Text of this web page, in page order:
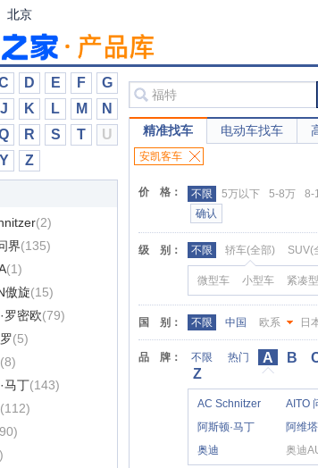
北京
D E F
G
J K L M
N
R S T
U
Y Z
(2)
界(135)
(1)
傲旋(15)
罗密欧(79)
(5)
(8)
马丁(143)
(112)
精准找车 电动车找车
安凯客车
价 格： 不限 5万以下 5-8万 8-
确认
级 别： 不限 轿车(全部) SUV(
微型车 小型车 紧凑
国 别： 不限 中国 欧系 日
品 牌： 不限 热门 A B
Z
AC Schnitzer AITO
阿斯顿·马丁
阿维塔
奥迪
奥迪